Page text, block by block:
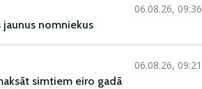
06.08.26, 09:36
jaunus nomniekus
06.08.26, 09:21
simtiem eiro gadā